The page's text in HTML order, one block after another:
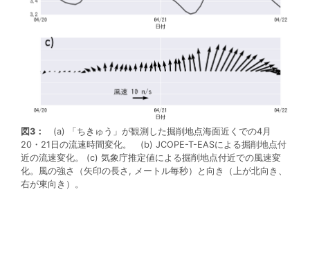
図3：
(a) 「ちきゅう」が観測した掘削地点海面近くでの4月
20・21日の流速時間変化。 (b) JCOPE-T-EASによる掘削地点付
近の流速変化。 (c) 気象庁推定値による掘削地点付近での風速変
化。風の強さ（矢印の長さ, メートル毎秒）と向き（上が北向き、
右が東向き）。